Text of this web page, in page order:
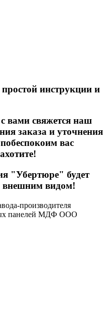
инструкции и
вами свяжется наш
заказа и уточнения
вас
"Убертюре" будет
внешним видом!
производителя
панелей МДФ ООО